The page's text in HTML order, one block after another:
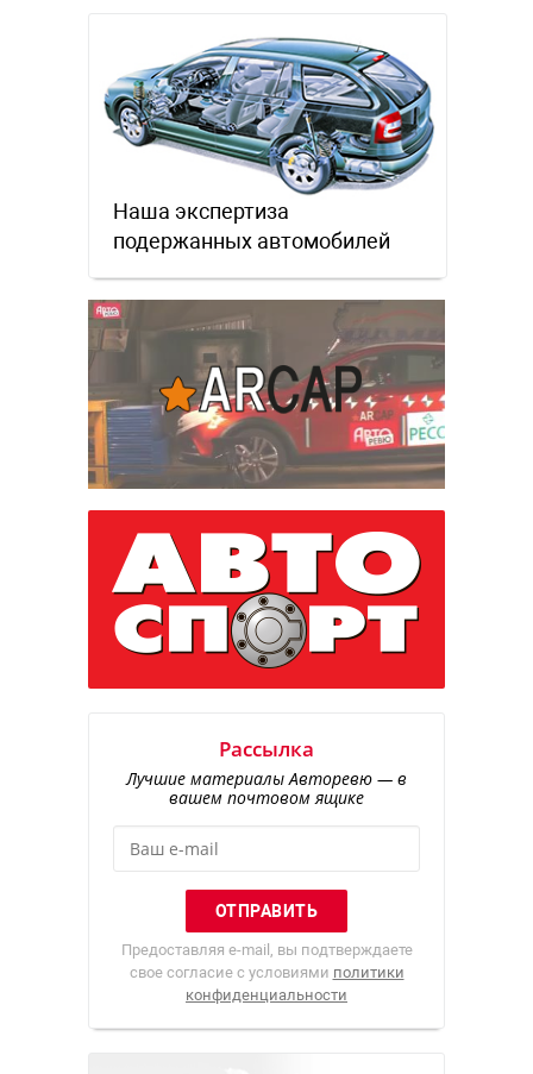
Наша экспертиза
подержанных автомобилей
Рассылка
Лучшие материалы Авторевю — в
вашем почтовом ящике
Предоставляя e-mail, вы подтверждаете
свое согласие с условиями политики
конфиденциальности